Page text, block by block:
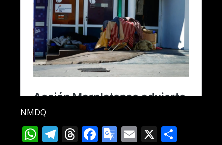
NMDQ
WhatsApp
Telegram
Threads
Facebook
Google
Email
X